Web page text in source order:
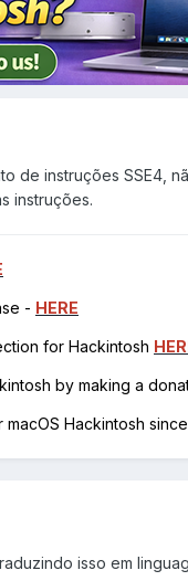
de instruções SSE4,
instruções.
- HERE
for Hackintosh
by making a
Hackintosh
isso em